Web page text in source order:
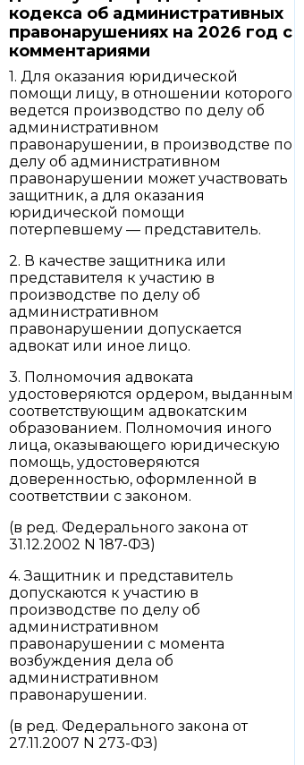
кодекса об административных
правонарушениях на 2026 год с
комментариями
1. Для оказания юридической
помощи лицу, в отношении которого
ведется производство по делу об
административном
правонарушении, в производстве по
делу об административном
правонарушении может участвовать
защитник, а для оказания
юридической помощи
потерпевшему — представитель.
2. В качестве защитника или
представителя к участию в
производстве по делу об
административном
правонарушении допускается
адвокат или иное лицо.
3. Полномочия адвоката
удостоверяются ордером, выданным
соответствующим адвокатским
образованием. Полномочия иного
лица, оказывающего юридическую
помощь, удостоверяются
доверенностью, оформленной в
соответствии с законом.
(в ред. Федерального закона от
31.12.2002 N 187-ФЗ)
4. Защитник и представитель
допускаются к участию в
производстве по делу об
административном
правонарушении с момента
возбуждения дела об
административном
правонарушении.
(в ред. Федерального закона от
27.11.2007 N 273-ФЗ)